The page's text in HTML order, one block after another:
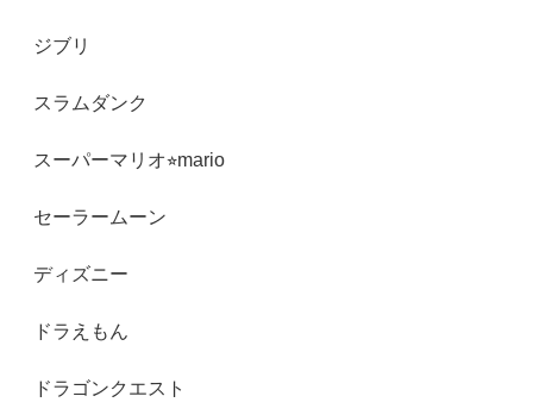
ジブリ
スラムダンク
スーパーマリオ⭐︎mario
セーラームーン
ディズニー
ドラえもん
ドラゴンクエスト